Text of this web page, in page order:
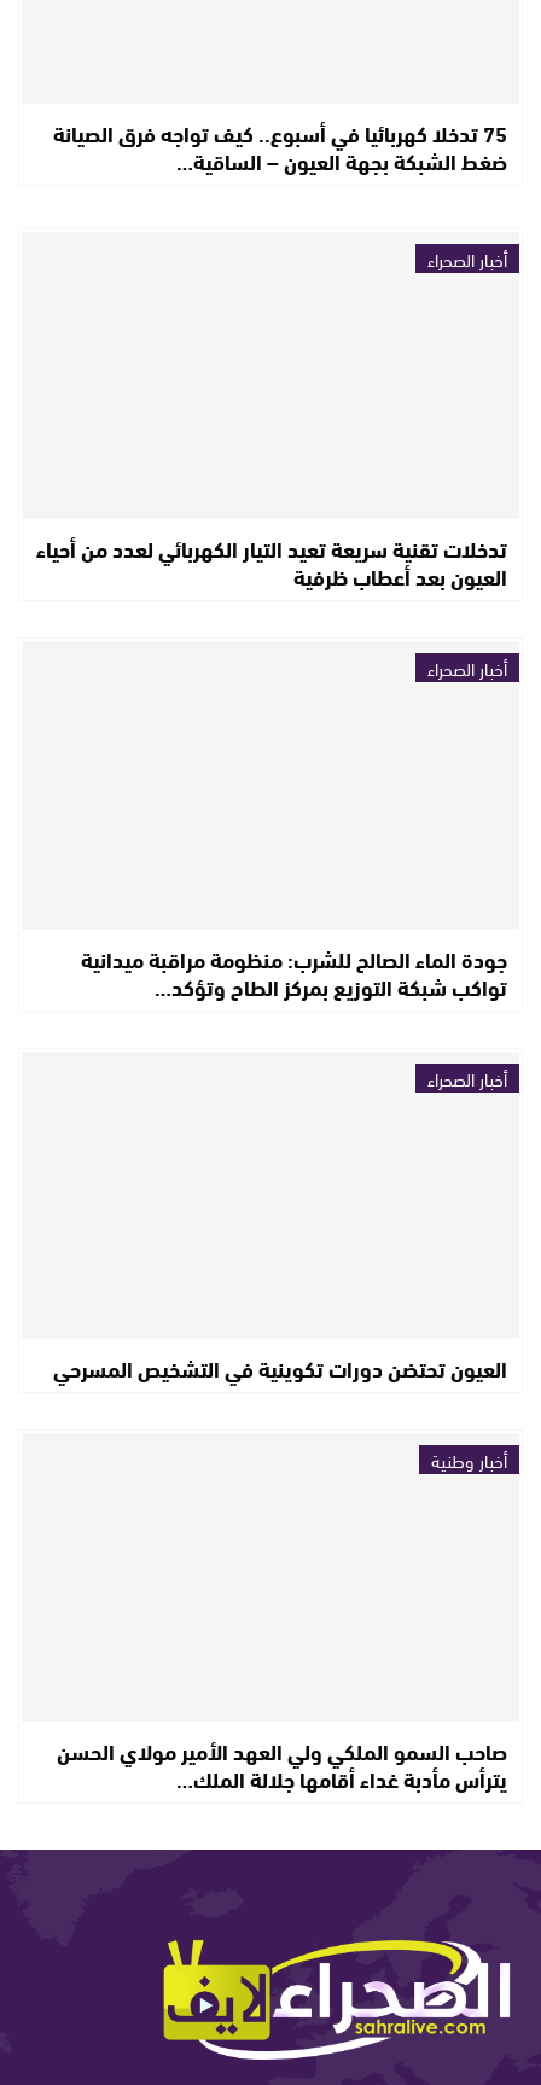
75 تدخلا كهربائيا في أسبوع.. كيف تواجه فرق الصيانة
ضغط الشبكة بجهة العيون – الساقية…
أخبار الصحراء
تدخلات تقنية سريعة تعيد التيار الكهربائي لعدد من أحياء
العيون بعد أعطاب ظرفية
أخبار الصحراء
جودة الماء الصالح للشرب: منظومة مراقبة ميدانية
تواكب شبكة التوزيع بمركز الطاح وتؤكد…
أخبار الصحراء
العيون تحتضن دورات تكوينية في التشخيص المسرحي
أخبار وطنية
صاحب السمو الملكي ولي العهد الأمير مولاي الحسن
يترأس مأدبة غداء أقامها جلالة الملك…